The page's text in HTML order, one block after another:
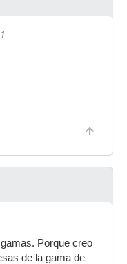
Porque creo
de la gama de